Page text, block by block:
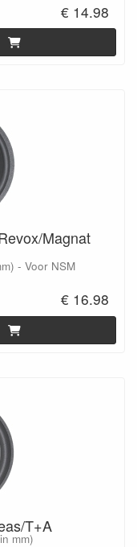
€ 14.98
Magnat
- Voor NSM
€ 16.98
T+A
mm)